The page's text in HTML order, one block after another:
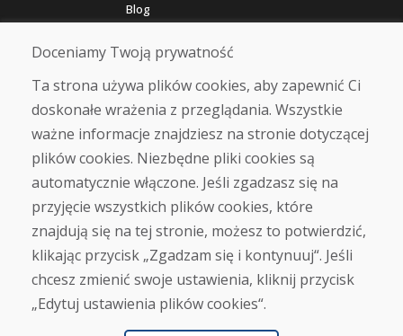
Blog
O nas
Sklep
Kontakt
Zakup
Sklep internetowy
Warunki handlowe
Transport
Zapłata
Skarga
Zwrot i wymiana towaru
Ochrona danych osobowych
Cookies
Doceniamy Twoją prywatność
Ta strona używa plików cookies, aby zapewnić Ci
doskonałe wrażenia z przeglądania. Wszystkie
ważne informacje znajdziesz na stronie dotyczącej
plików cookies. Niezbędne pliki cookies są
automatycznie włączone. Jeśli zgadzasz się na
przyjęcie wszystkich plików cookies, które
znajdują się na tej stronie, możesz to potwierdzić,
klikając przycisk „Zgadzam się i kontynuuj“. Jeśli
chcesz zmienić swoje ustawienia, kliknij przycisk
„Edytuj ustawienia plików cookies“.